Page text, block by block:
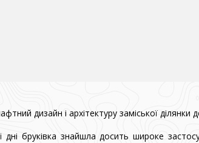
дизайн і архітектуру заміської
дні бруківка знайшла досить широке